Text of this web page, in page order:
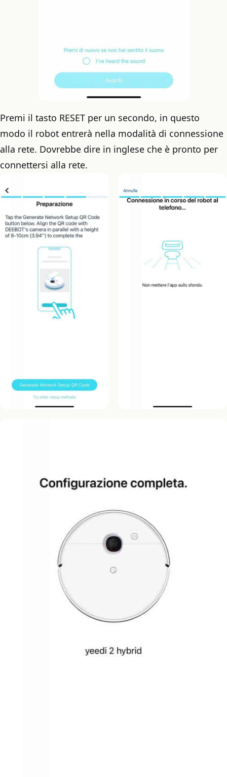
Premi il tasto RESET per un secondo, in questo
modo il robot entrerà nella modalità di connessione
alla rete. Dovrebbe dire in inglese che è pronto per
connettersi alla rete.